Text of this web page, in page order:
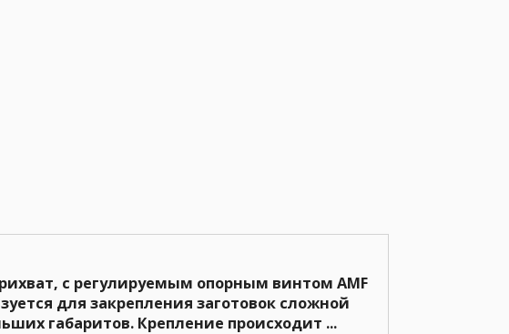
с регулируемым опорным винтом AMF
для закрепления заготовок сложной
габаритов. Крепление происходит ...